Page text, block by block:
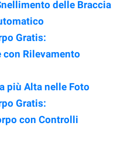
delle Braccia
Gratis:
con Rilevamento
più Alta nelle Foto
Gratis:
con Controlli